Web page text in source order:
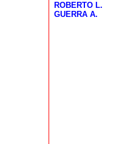
ROBERTO L.
GUERRA A.